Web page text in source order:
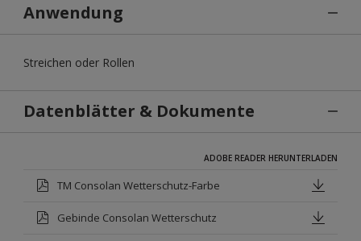
Anwendung
Streichen oder Rollen
Datenblätter & Dokumente
ADOBE READER HERUNTERLADEN
TM Consolan Wetterschutz-Farbe
Gebinde Consolan Wetterschutz